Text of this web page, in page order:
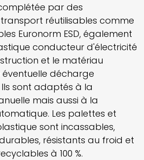
par des
réutilisables comme
Euronorm ESD, également
conducteur d'électricité
et le matériau
décharge
sont adaptés à la
mais aussi à la
Les palettes et
sont incassables,
résistants au froid et
à 100 %.